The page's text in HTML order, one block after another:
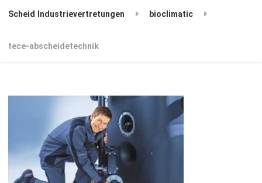
Scheid Industrievertretungen bioclimatic
tece-abscheidetechnik